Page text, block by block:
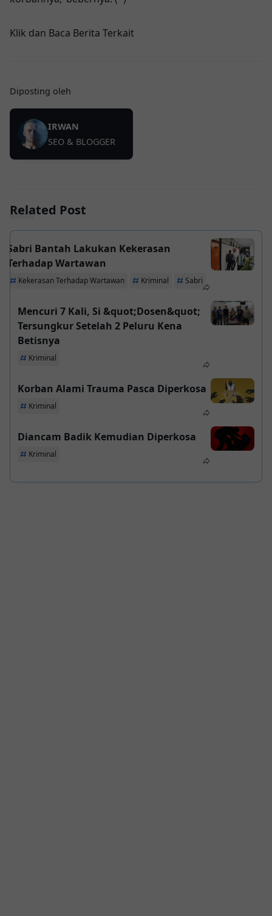
Klik dan Baca Berita Terkait
Diposting oleh
IRWAN
SEO & BLOGGER
Related Post
Sabri Bantah Lakukan Kekerasan
Terhadap Wartawan
Kekerasan Terhadap Wartawan Kriminal Sabri
Mencuri 7 Kali, Si &quot;Dosen&quot;
Tersungkur Setelah 2 Peluru Kena
Betisnya
Kriminal
Korban Alami Trauma Pasca Diperkosa
Kriminal
Diancam Badik Kemudian Diperkosa
Kriminal